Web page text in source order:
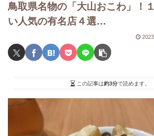
鳥取県名物の「大山おこわ」！
い人気の有名店４選…
この記事は約3分で読めます。